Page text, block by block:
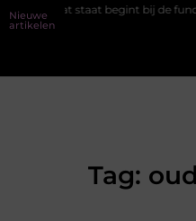
Nieuwe
artikelen
dat staat begint bij de
Tag: